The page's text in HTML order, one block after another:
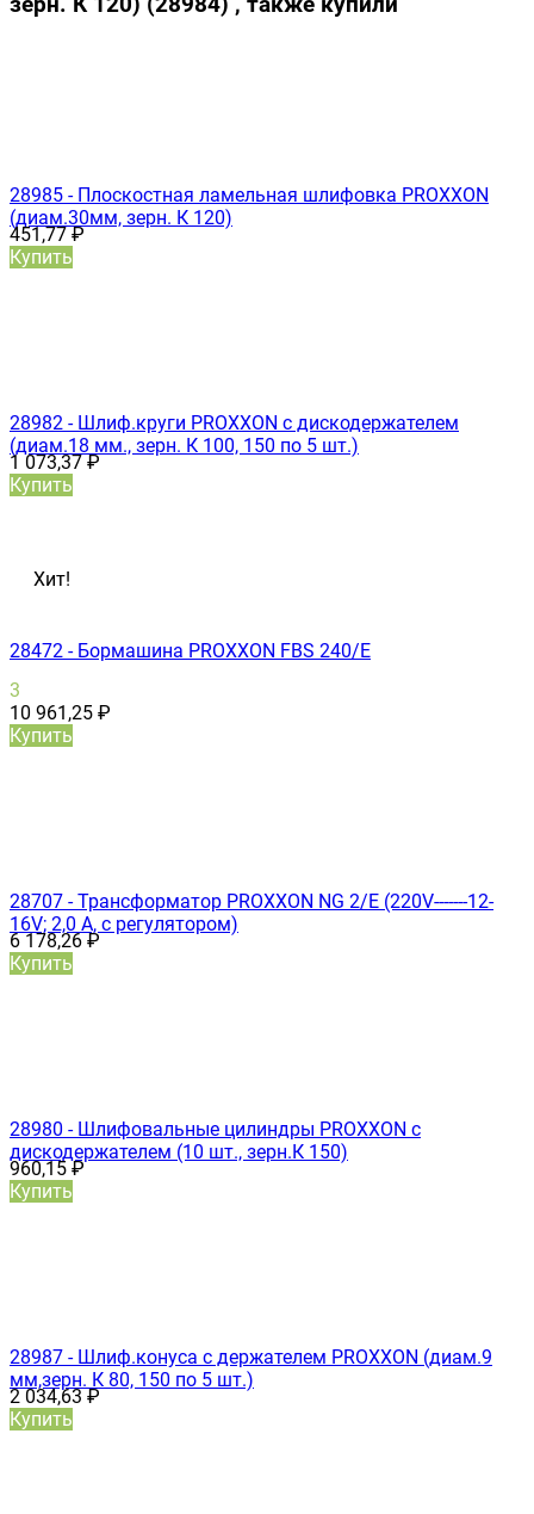
28985 - Плоскостная ламельная шлифовка PROXXON
(диам.30мм, зерн. К 120)
451,77₽
Купить
28982 - Шлиф.круги PROXXON с дискодержателем
(диам.18 мм., зерн. К 100, 150 по 5 шт.)
1 073,37₽
Купить
Хит!
28472 - Бормашина PROXXON FBS 240/Е
3
10 961,25 ₽
Купить
28707 - Трансформатор PROXXON NG 2/Е (220V-------12-
16V; 2,0 А, с регулятором)
6 178,26₽
Купить
28980 - Шлифовальные цилиндры PROXXON с
дискодержателем (10 шт., зерн.К 150)
960,15₽
Купить
28987 - Шлиф.конуса с держателем PROXXON (диам.9
мм,зерн. К 80, 150 по 5 шт.)
2 034,63₽
Купить